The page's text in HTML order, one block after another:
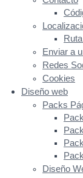
Enviar a
Redes
Cookies
Diseño web
Packs
Diseño